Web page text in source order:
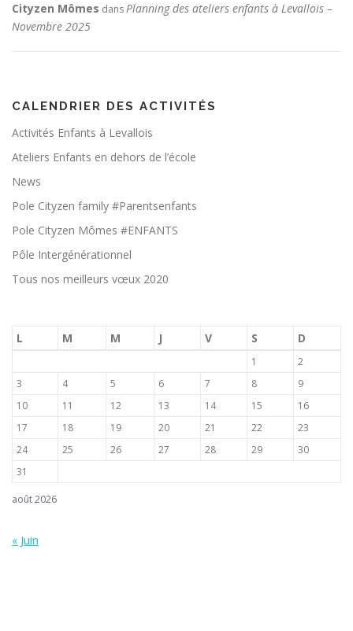
Cityzen Mômes dansPlanning des ateliers enfants à Levallois –
Novembre 2025
CALENDRIER DES ACTIVITÉS
Activités Enfants à Levallois
Ateliers Enfants en dehors de l’école
News
Pole Cityzen family #Parentsenfants
Pole Cityzen Mômes #ENFANTS
Pôle Intergénérationnel
Tous nos meilleurs vœux 2020
août 2026
L M M J V S D
1
2
3
4 5 6 7 8
9
10
11 12 13 14 15
16
17
18 19 20 21 22
23
24
25 26 27 28 29
30
31
« Juin